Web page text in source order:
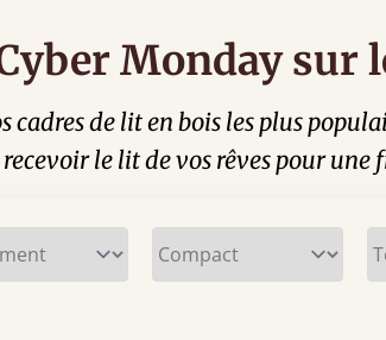
Monday sur
cadres de lit en bois les plus
le lit de vos rêves pour une